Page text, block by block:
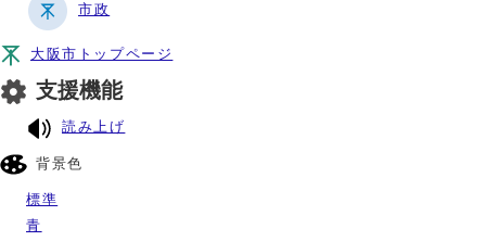
市政
大阪市トップページ
支援機能
読み上げ
背景色
標準
青